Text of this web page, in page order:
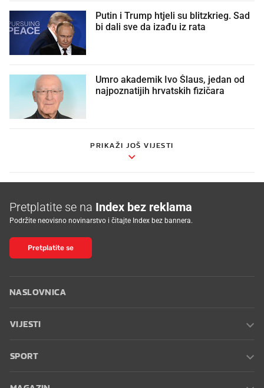
Putin i Trump htjeli su blitzkrieg. Sad
bi dali sve da izađu iz rata
Umro akademik Ivo Šlaus, jedan od
najpoznatijih hrvatskih fizičara
PRIKAŽI JOŠ VIJESTI
Pretplatite se na Index bez reklama
Podržite neovisno novinarstvo i čitajte Index bez bannera.
Pretplatite se
NASLOVNICA
VIJESTI
SPORT